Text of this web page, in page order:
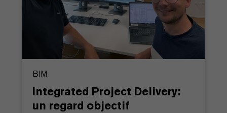
BIM
Integrated Project Delivery:
un regard objectif